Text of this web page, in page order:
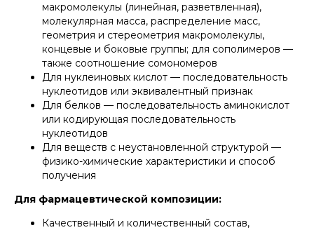
макромолекулы (линейная, разветвленная),
молекулярная масса, распределение масс,
геометрия и стереометрия макромолекулы,
концевые и боковые группы; для сополимеров —
также соотношение сомономеров
Для нуклеиновых кислот — последовательность
нуклеотидов или эквивалентный признак
Для белков — последовательность аминокислот
или кодирующая последовательность
нуклеотидов
Для веществ с неустановленной структурой —
физико-химические характеристики и способ
получения
Для фармацевтической композиции:
Качественный и количественный состав,